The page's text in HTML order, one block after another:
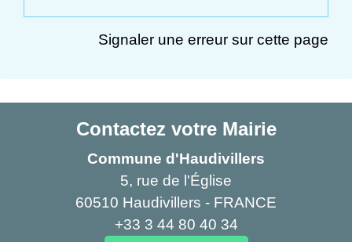
Signaler une erreur sur cette page
Contactez votre Mairie
Commune d'Haudivillers
5, rue de l'Église
60510 Haudivillers - FRANCE
+33 3 44 80 40 34